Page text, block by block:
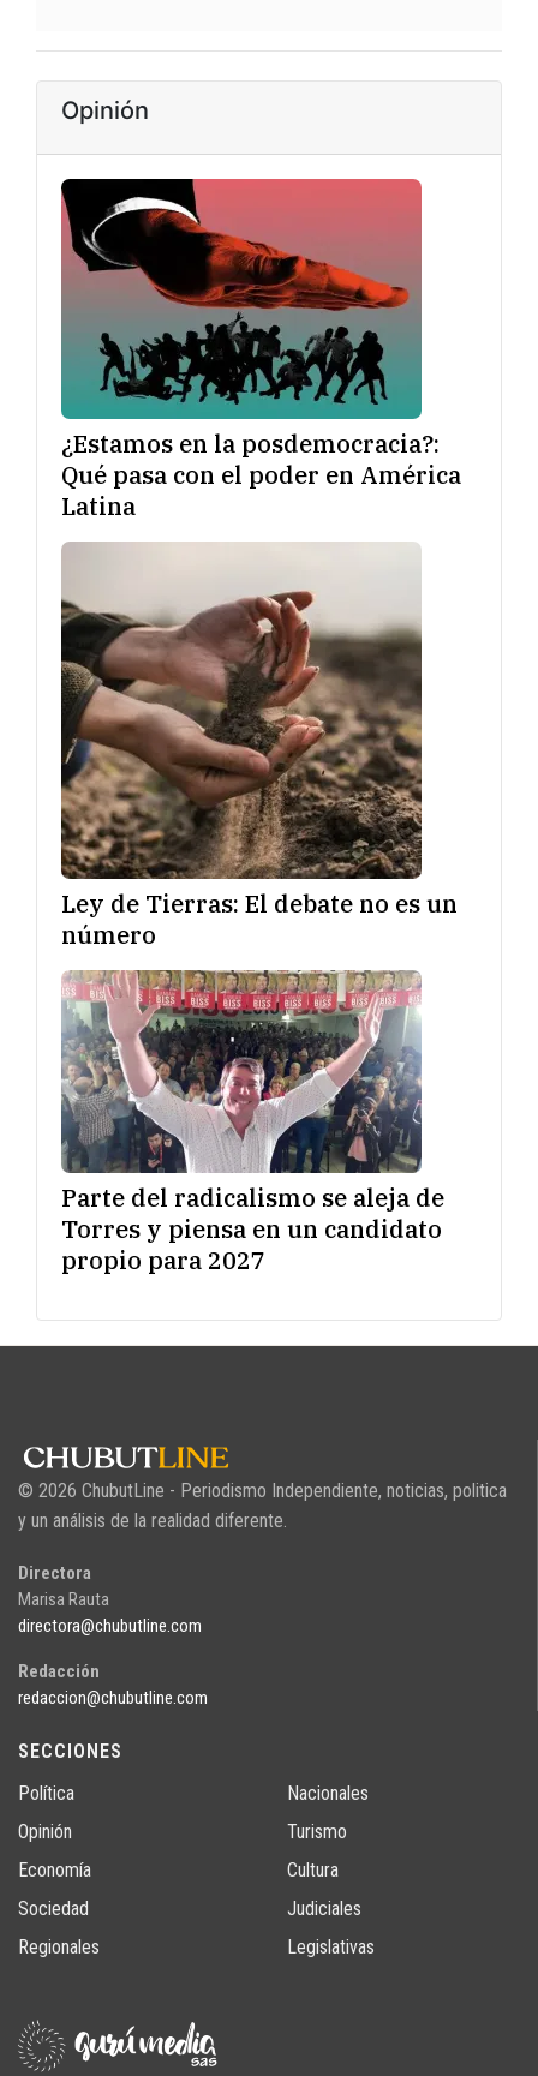
Opinión
¿Estamos en la posdemocracia?:
Qué pasa con el poder en América
Latina
Ley de Tierras: El debate no es un
número
Parte del radicalismo se aleja de
Torres y piensa en un candidato
propio para 2027
© 2026 ChubutLine - Periodismo Independiente, noticias, politica
y un análisis de la realidad diferente.
Directora
Marisa Rauta
directora@chubutline.com
Redacción
redaccion@chubutline.com
SECCIONES
Política
Opinión
Economía
Sociedad
Regionales
Nacionales
Turismo
Cultura
Judiciales
Legislativas